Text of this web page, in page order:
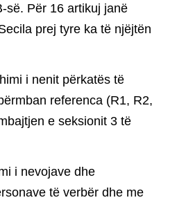
së. Për 16 artikuj janë
prej tyre ka të njëjtën
i nenit përkatës të
referenca (R1, R2,
e seksionit 3 të
i nevojave dhe
të verbër dhe me